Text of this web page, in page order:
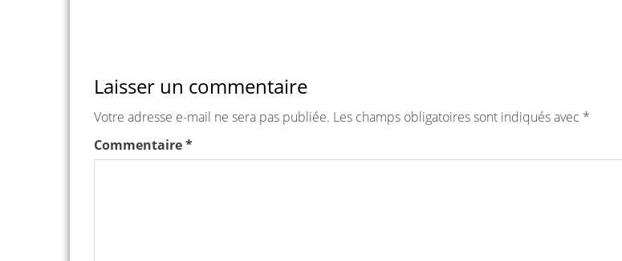
Laisser un commentaire
Votre adresse e-mail ne sera pas publiée. Les champs obligatoires sont indiqués avec *
Commentaire*